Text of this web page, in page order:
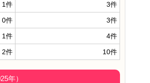
1件 3件
0件 3件
1件 4件
2件 10件
年）